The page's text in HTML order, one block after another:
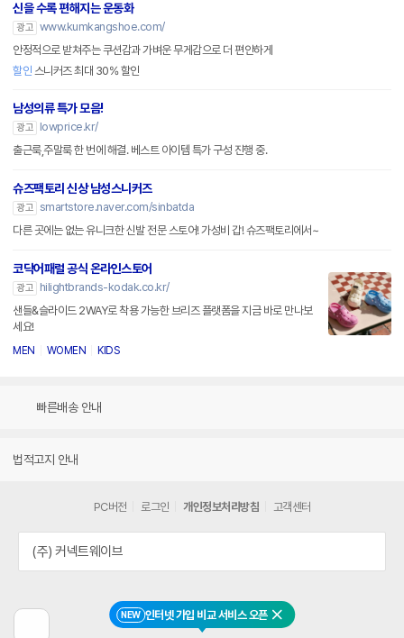
NEW 인터넷 가입 비교 서비스 오픈 닫기
신을 수록 편해지는 운동화
광고 www.kumkangshoe.com/
안정적으로 받쳐주는 쿠션감과 가벼운 무게감으로 더 편안하게
할인 스니커즈 최대 30% 할인
남성의류 특가 모음!
광고
lowprice.kr/
출근룩,주말룩 한 번에 해결. 베스트 아이템 특가 구성 진행 중.
슈즈팩토리 신상 남성스니커즈
광고 smartstore.naver.com/sinbatda
다른 곳에는 없는 유니크한 신발 전문 스토어! 가성비 갑! 슈즈팩토리에서~
코닥어패럴 공식 온라인스토어
광고
hilightbrands-kodak.co.kr/
샌들&슬라이드 2WAY로 착용 가능한 브리즈 플랫폼을 지금 바로 만나보
세요!
MEN WOMEN KIDS
빠른배송 안내
법적고지 안내
PC버전 로그인 개인정보처리방침 고객센터
(주) 커넥트웨이브